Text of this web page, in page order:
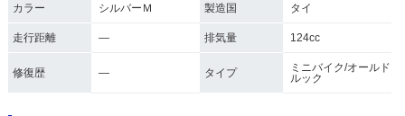
カラー シルバーＭ 製造国 タイ
走行距離 ― 排気量 124cc
修復歴 ― タイプ
ミニバイク/オールド
ルック